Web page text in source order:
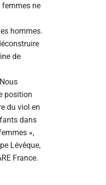
femmes ne
hommes.
de
position
du viol en
dans
»,
Lévêque,
France.